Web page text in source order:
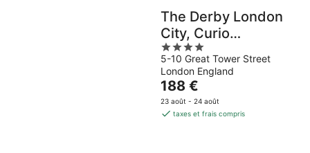
The Derby London
City, Curio
Collection By Hilton
4
out
of
5
5-10 Great Tower Street
London England
Le
prix
est
188 €
23 août - 24 août
taxes et frais compris